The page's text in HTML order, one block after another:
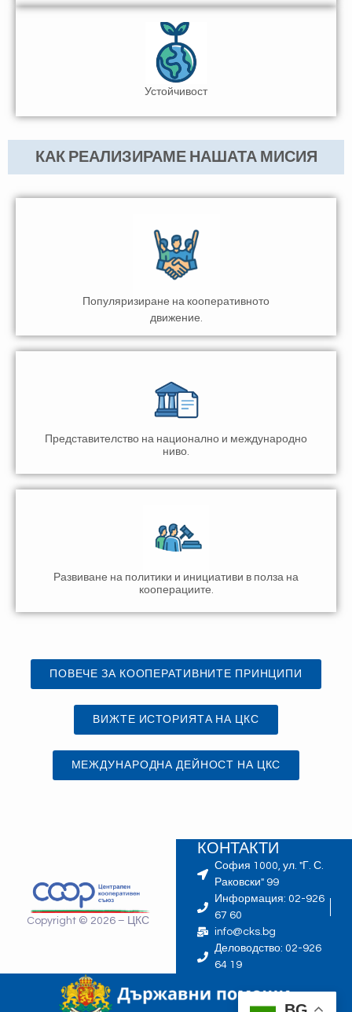
Устойчивост
КАК РЕАЛИЗИРАМЕ НАШАТА МИСИЯ
Популяризиране на кооперативното
движение.
Представителство на национално и международно
ниво.
Развиване на политики и инициативи в полза на
кооперациите.
ПОВЕЧЕ ЗА КООПЕРАТИВНИТЕ ПРИНЦИПИ
ВИЖТЕ ИСТОРИЯТА НА ЦКС
МЕЖДУНАРОДНА ДЕЙНОСТ НА ЦКС
Copyright © 2026 – ЦКС
КОНТАКТИ
София 1000, ул. "Г. С.
Раковски" 99
Информация: 02-926
67 60
info@cks.bg
Деловодство: 02-926
64 19